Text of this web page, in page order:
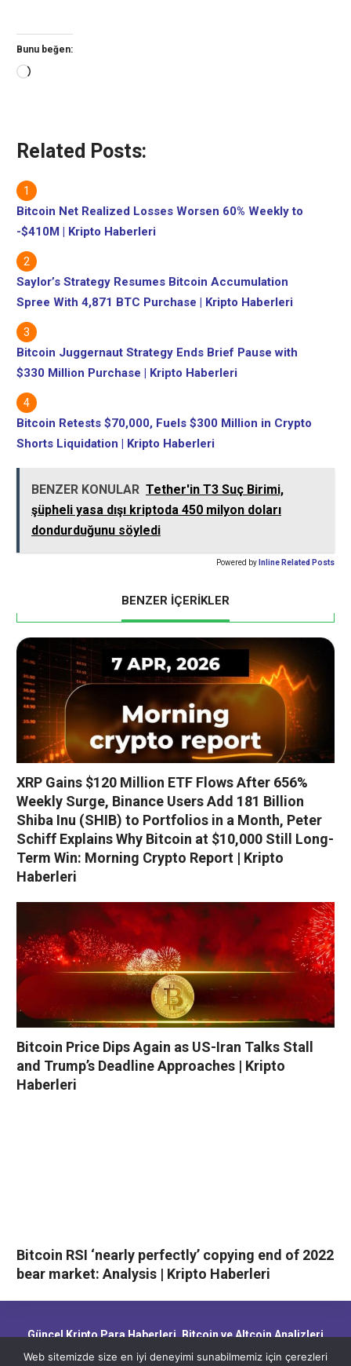
Bunu beğen:
Yükleniyor...
Related Posts:
Bitcoin Net Realized Losses Worsen 60% Weekly to
-$410M | Kripto Haberleri
Saylor’s Strategy Resumes Bitcoin Accumulation
Spree With 4,871 BTC Purchase | Kripto Haberleri
Bitcoin Juggernaut Strategy Ends Brief Pause with
$330 Million Purchase | Kripto Haberleri
Bitcoin Retests $70,000, Fuels $300 Million in Crypto
Shorts Liquidation | Kripto Haberleri
BENZER KONULAR Tether'in T3 Suç Birimi,
şüpheli yasa dışı kriptoda 450 milyon doları
dondurduğunu söyledi
Powered by Inline Related Posts
BENZER İÇERİKLER
XRP Gains $120 Million ETF Flows After 656%
Weekly Surge, Binance Users Add 181 Billion
Shiba Inu (SHIB) to Portfolios in a Month, Peter
Schiff Explains Why Bitcoin at $10,000 Still Long-
Term Win: Morning Crypto Report | Kripto
Haberleri
Bitcoin Price Dips Again as US-Iran Talks Stall
and Trump’s Deadline Approaches | Kripto
Haberleri
Bitcoin RSI ‘nearly perfectly’ copying end of 2022
bear market: Analysis | Kripto Haberleri
Güncel Kripto Para Haberleri, Bitcoin ve Altcoin Analizleri,
Blockchain Gelişmeleri ve Piyasa Trendleri
Web sitemizde size en iyi deneyimi sunabilmemiz için çerezleri